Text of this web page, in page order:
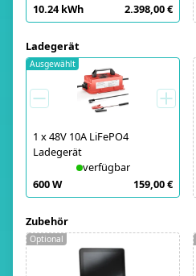
10.24 kWh 2.398,00 €
Ladegerät
1 x48V 10A LiFePO4
Ladegerät
verfügbar
600 W
159,00 €
Ausgewählt
Zubehör
Optional